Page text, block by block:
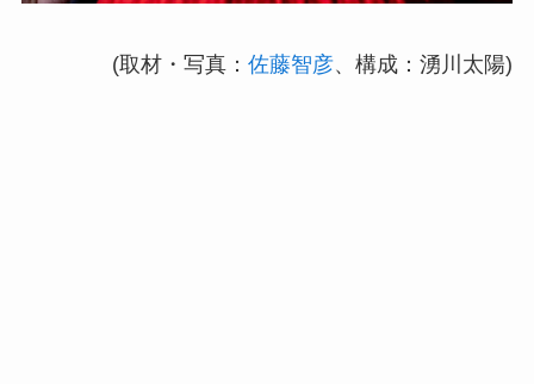
(取材・写真：佐藤智彦、構成：湧川太陽)